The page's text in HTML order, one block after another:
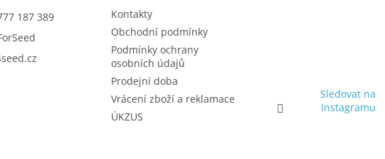
187 389
Kontakty
Obchodní podmínky
Podmínky ochrany
osobních údajů
Prodejní doba
Vrácení zboží a reklamace
ÚKZUS
Sledovat na
Instagramu